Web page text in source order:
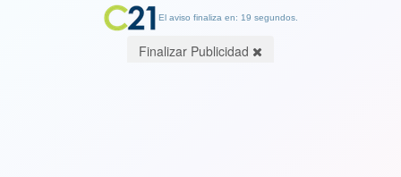
El aviso finaliza en: 18 segundos.
Finalizar Publicidad